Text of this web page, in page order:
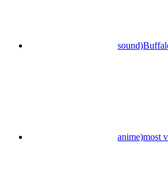
anime)most